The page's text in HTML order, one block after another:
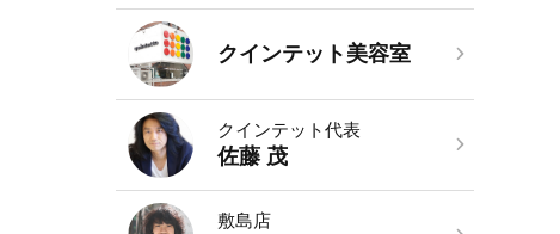
クインテット美容室
クインテット代表
佐藤 茂
敷島店